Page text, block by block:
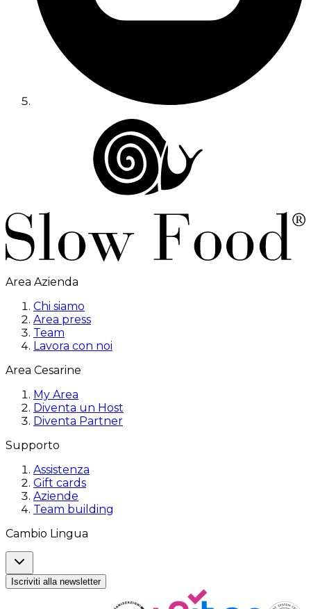
Area Azienda
Chi siamo
Area press
Team
Lavora con noi
Area Cesarine
My Area
Diventa un Host
Diventa Partner
Supporto
Assistenza
Gift cards
Aziende
Team building
Cambio Lingua
Iscriviti alla newsletter